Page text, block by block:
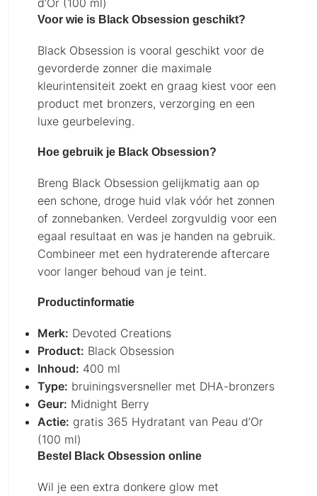
d’Or (100 ml)
Voor wie is Black Obsession geschikt?
Black Obsession is vooral geschikt voor de
gevorderde zonner die maximale
kleurintensiteit zoekt en graag kiest voor een
product met bronzers, verzorging en een
luxe geurbeleving.
Hoe gebruik je Black Obsession?
Breng Black Obsession gelijkmatig aan op
een schone, droge huid vlak vóór het zonnen
of zonnebanken. Verdeel zorgvuldig voor een
egaal resultaat en was je handen na gebruik.
Combineer met een hydraterende aftercare
voor langer behoud van je teint.
Productinformatie
Merk: Devoted Creations
Product: Black Obsession
Inhoud: 400 ml
Type: bruiningsversneller met DHA-bronzers
Geur: Midnight Berry
Actie: gratis 365 Hydratant van Peau d’Or
(100 ml)
Bestel Black Obsession online
Wil je een extra donkere glow met